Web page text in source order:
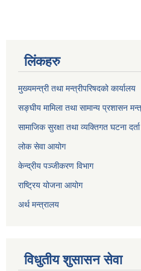
लिंकहरु
मुख्यमन्त्री तथा मन्त्रीपरिषदको कार्यालय
सङ्घीय मामिला तथा सामान्य प्रशासन
सामाजिक सुरक्षा तथा व्यक्तिगत घटना दर्ता
लोक सेवा आयोग
केन्द्रीय पञ्जीकरण विभाग
राष्ट्रिय योजना आयोग
अर्थ मन्त्रालय
विधुतीय शुसासन सेवा